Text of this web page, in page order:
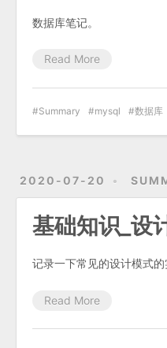
数据库笔记。
Read More
Summary mysql 数据库
2020-07-20
基础知识_设
记录一下常见的设计模式的
Read More